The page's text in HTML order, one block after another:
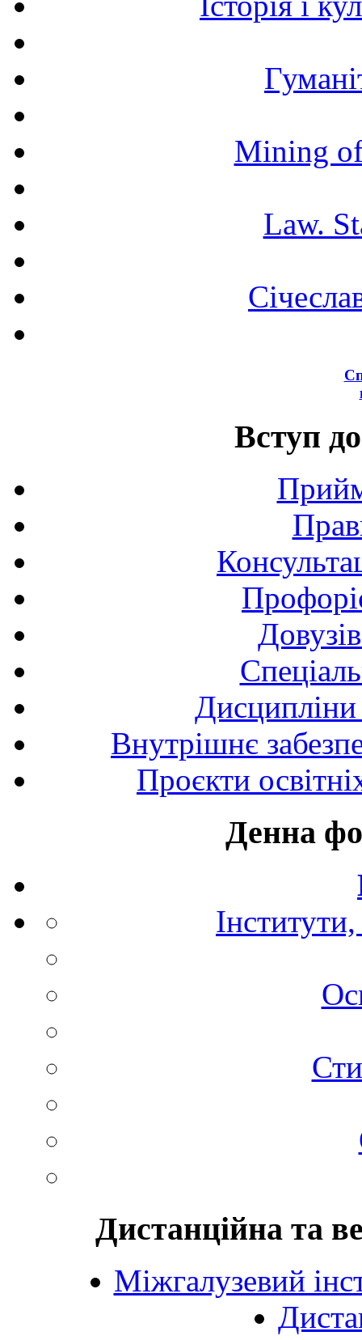
Mining
Law.
Вступ
Внутрішнє
Проєкти
Денна
Дистанційна та
Міжгалузевий